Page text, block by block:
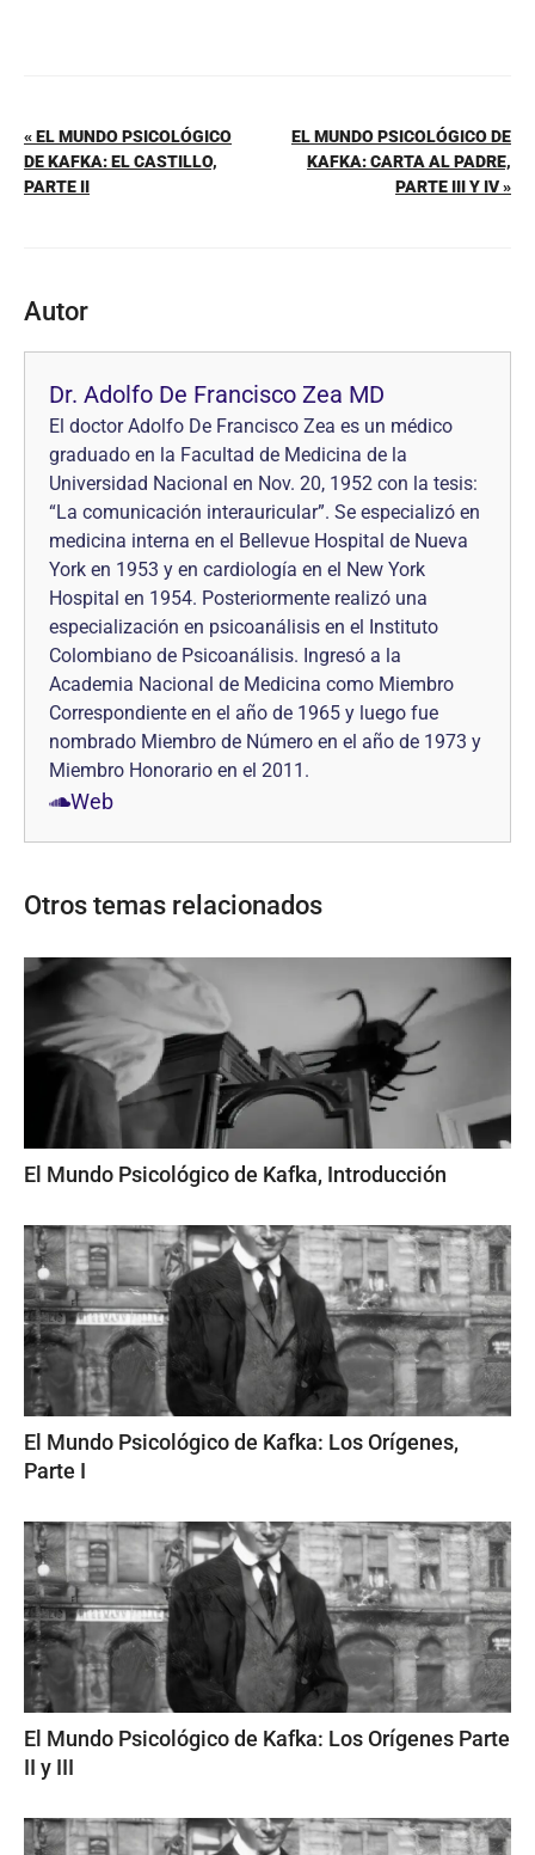
« EL MUNDO PSICOLÓGICO
DE KAFKA: EL CASTILLO,
PARTE II
EL MUNDO PSICOLÓGICO DE
KAFKA: CARTA AL PADRE,
PARTE III Y IV »
Autor
Dr. Adolfo De Francisco Zea MD
El doctor Adolfo De Francisco Zea es un médico
graduado en la Facultad de Medicina de la
Universidad Nacional en Nov. 20, 1952 con la tesis:
“La comunicación interauricular”. Se especializó en
medicina interna en el Bellevue Hospital de Nueva
York en 1953 y en cardiología en el New York
Hospital en 1954. Posteriormente realizó una
especialización en psicoanálisis en el Instituto
Colombiano de Psicoanálisis. Ingresó a la
Academia Nacional de Medicina como Miembro
Correspondiente en el año de 1965 y luego fue
nombrado Miembro de Número en el año de 1973 y
Miembro Honorario en el 2011.
Web
Otros temas relacionados
El Mundo Psicológico de Kafka, Introducción
El Mundo Psicológico de Kafka: Los Orígenes,
Parte I
El Mundo Psicológico de Kafka: Los Orígenes Parte
II y III